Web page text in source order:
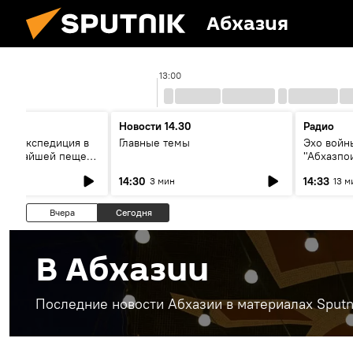
Абхазия
13:00
экспедиция в
пещере
Новости 14.30
Главные темы
14:30 3 мин
Радио
Эхо
14:33 13
Вчера Сегодня
В Абхазии
Последние новости Абхазии в материалах